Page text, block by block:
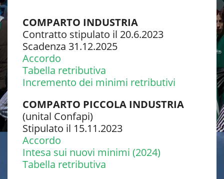
COMPARTO INDUSTRIA
Contratto stipulato il 20.6.2023
Scadenza 31.12.2025
Accordo
Tabella retributiva
Incremento dei minimi retributivi
COMPARTO PICCOLA INDUSTRIA
(unital Confapi)
Stipulato il 15.11.2023
Accordo
Intesa sui nuovi minimi (2024)
Tabella retributiva